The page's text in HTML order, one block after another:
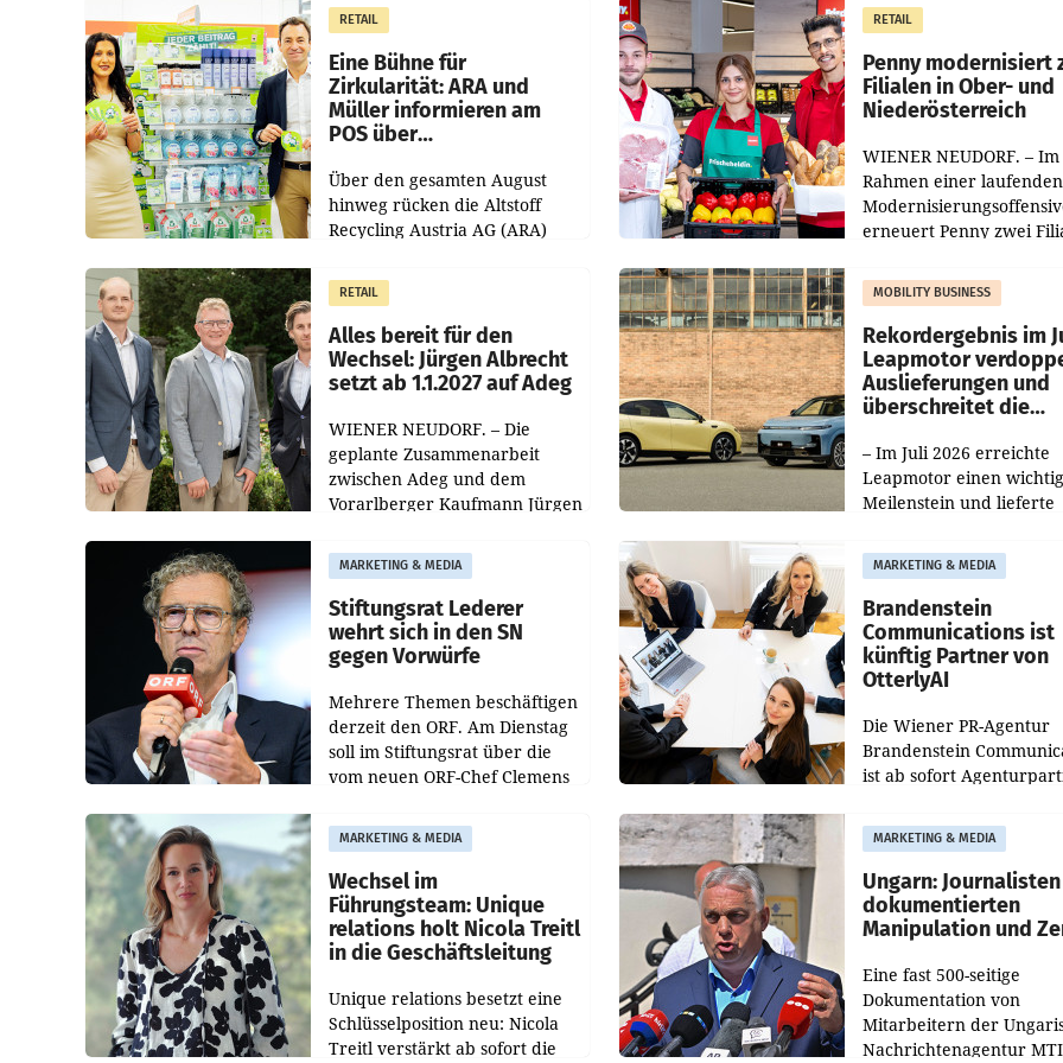
erwirtschaftet, was einem Plus
von 3,8 Prozent gegenüber
dem Vergleichszeitraum
gemacht und die
Markterwartung deutlich
übertroffen.
RETAIL
Eine Bühne für
Zirkularität: ARA und
Müller informieren am
POS über
Über den gesamten August
hinweg rücken die Altstoff
Recycling Austria AG (ARA)
Müller die Initiative „Kreislauf-
Helden“ in allen
österreichischen Müller-Filialen
RETAIL
Penny modernisiert
Filialen in Ober- und
Niederösterreich
WIENER NEUDORF. – Im
Rahmen einer laufenden
erneuert Penny zwei
Die beiden Standorte
Haag sowie im rund
RETAIL
Alles bereit für den
Wechsel: Jürgen Albrecht
setzt ab 1.1.2027 auf Adeg
WIENER NEUDORF. – Die
geplante Zusammenarbeit
zwischen Adeg und dem
Vorarlberger Kaufmann Jürgen
freigegeben: Die
Bundeswettbewerbsbehörde
und der Bundeskartellanwalt
MOBILITY BUSINESS
Rekordergebnis im
Leapmotor
Auslieferungen und
überschreitet die
– Im Juli 2026 erreichte
Leapmotor einen
Meilenstein und lieferte
aus, womit sich das
gegenüber Juli 2025
verdoppelte (+102
MARKETING & MEDIA
Stiftungsrat Lederer
wehrt sich in den SN
gegen Vorwürfe
Mehrere Themen beschäftigen
derzeit den ORF. Am Dienstag
soll im Stiftungsrat über die
vom neuen ORF-Chef Clemens
Besetzungen für die
Direktionen abgestimmt
werden.
MARKETING & MEDIA
Brandenstein
Communications ist
künftig Partner von
OtterlyAI
Die Wiener PR-Agentur
Brandenstein
ist ab sofort
Optimierungsplattform
OtterlyAI. Damit baut die
Agentur ihr
MARKETING & MEDIA
Wechsel im
Führungsteam: Unique
relations holt Nicola Treitl
in die Geschäftsleitung
Unique relations besetzt eine
Schlüsselposition neu: Nicola
Treitl verstärkt ab sofort die
MARKETING & MEDIA
Ungarn: Journalisten
dokumentierten
Manipulation und
Eine fast 500-seitige
Dokumentation von
Mitarbeitern der
Nachrichtenagentur